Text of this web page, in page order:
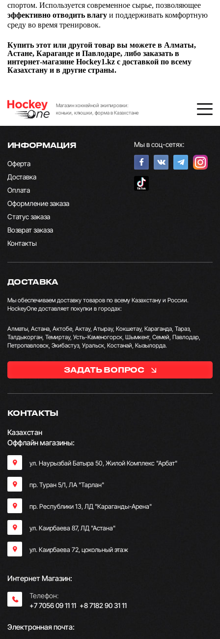
спортом. Используется современное сырье, позволяющее
эффективно отводить влагу и поддерживать комфортную
среду во время тренировок.
Купить этот или другой товар вы можете в Алматы,
Астане, Караганде и Павлодаре, либо заказать в
интернет-магазине Hockey1.kz с доставкой по всему
Казахстану и в другие страны.
Магазин хоккейной экипировки:
коньки, клюшки, форма в Казахстане
ИНФОРМАЦИЯ
Оферта
Доставка
Оплата
Оформление заказа
Статус заказа
Возврат заказа
Контакты
Мы в соц-сетях:
КОНТАКТЫ
Казахстан
Оффлайн магазины:
ул. Наурызбай Батыра 50, Жилой Комплекс "Арбат"
пр. Туран 5/1, ЛА "Тарлан"
пр. Республики 13, ​ЛД "Караганды-Арена"
ул. Каирбаева 87, ЛД "Астана"
ул. Каирбаева 72, цокольный этаж
Интернет Магазин:
Телефон:
+7 7056 09 11 11; +8 7182 90 31 11
Электронная почта:
ДОСТАВКА
Мы обеспечиваем доставку товаров по всему Казахстану и России.
HockeyOne доставляет покупки в городах:
Алматы, Астана, Актобе, Актау, Атырау, Кокшетау, Караганда, Тараз,
Талдыкорган, Темиртау, Усть-Каменогорск, Шымкент, Семей, Павлодар,
Петропавловск, Экибастуз, Уральск, Костанай, Кызылорда.
ЗАДАТЬ ВОПРОС